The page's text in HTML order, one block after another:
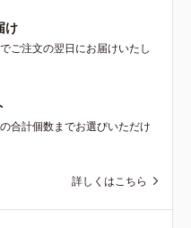
け
ご注文の翌日にお届けいたし
合計個数までお選びいただけ
詳しくはこちら